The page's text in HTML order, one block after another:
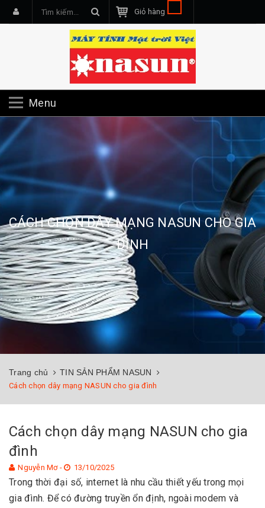
Giỏ hàng
Menu
CÁCH CHỌN DÂY MẠNG NASUN CHO GIA
ĐÌNH
Trang chủ TIN SẢN PHẨM NASUN
Cách chọn dây mạng NASUN cho gia đình
Cách chọn dây mạng NASUN cho gia
đình
Nguyễn Mơ - 13/10/2025
Trong thời đại số, internet là nhu cầu thiết yếu trong mọi
gia đình. Để có đường truyền ổn định, ngoài modem và